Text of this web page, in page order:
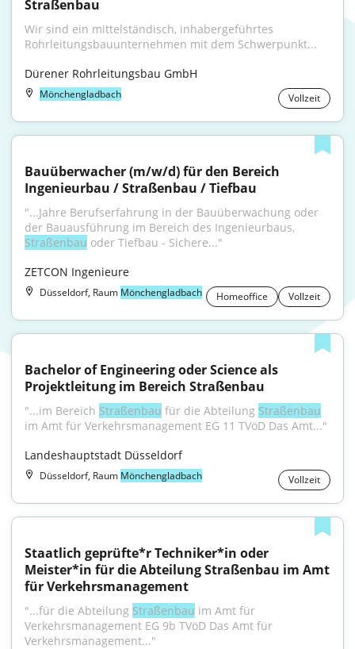
Straßenbau
Wir sind ein mittelständisch, inhabergeführtes
Rohrleitungsbauunternehmen mit dem Schwerpunkt...
Dürener Rohrleitungsbau GmbH
Mönchengladbach Vollzeit
Bauüberwacher (m/w/d) für den Bereich
Ingenieurbau / Straßenbau / Tiefbau
"...Jahre Berufserfahrung in der Bauüberwachung oder
Straßenbau oder Tiefbau - Sichere..."
ZETCON Ingenieure
Düsseldorf, Raum Mönchengladbach Homeoffice Vollzeit
Bachelor of Engineering oder Science als
Projektleitung im Bereich Straßenbau
"...im Bereich Straßenbau für die Abteilung Straßenbau
im Amt für Verkehrsmanagement EG 11 TVöD Das Amt..."
Landeshauptstadt Düsseldorf
Düsseldorf, Raum Mönchengladbach Vollzeit
Staatlich geprüfte*r Techniker*in oder
Meister*in für die Abteilung Straßenbau im Amt
für Verkehrsmanagement
"...für die Abteilung Straßenbau im Amt für
Verkehrsmanagement EG 9b TVöD Das Amt für
Verkehrsmanagement..."